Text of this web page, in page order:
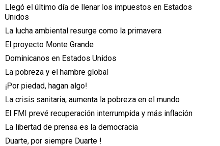
Llegó el último día de llenar los impuestos en Estados
Unidos
La lucha ambiental resurge como la primavera
El proyecto Monte Grande
Dominicanos en Estados Unidos
La pobreza y el hambre global
¡Por piedad, hagan algo!
La crisis sanitaria, aumenta la pobreza en el mundo
El FMI prevé recuperación interrumpida y más inflación
La libertad de prensa es la democracia
Duarte, por siempre Duarte !